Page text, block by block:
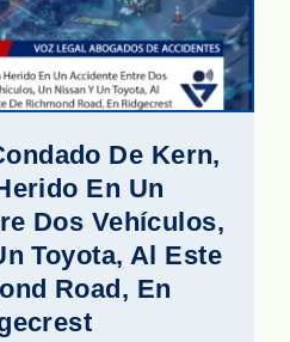
De Kern,
En Un
Dos Vehículos,
Toyota, Al Este
Road, En